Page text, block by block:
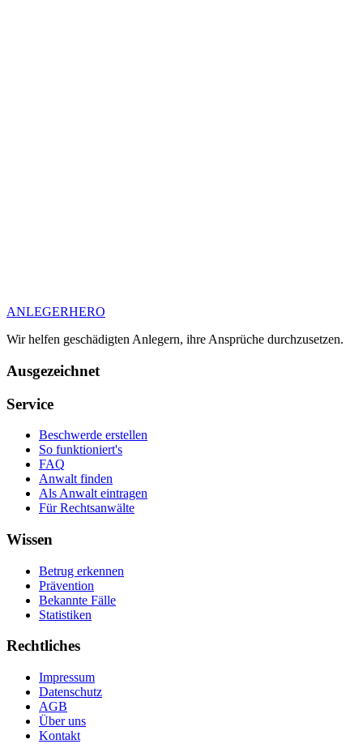
ANLEGERHERO
Wir helfen geschädigten Anlegern, ihre Ansprüche durchzusetzen.
Ausgezeichnet
Service
Beschwerde erstellen
So funktioniert's
FAQ
Anwalt finden
Als Anwalt eintragen
Für Rechtsanwälte
Wissen
Betrug erkennen
Prävention
Bekannte Fälle
Statistiken
Rechtliches
Impressum
Datenschutz
AGB
Über uns
Kontakt